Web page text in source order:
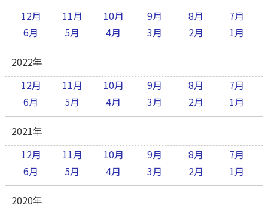
12月
11月 10月 9月 8月
7月
6月
5月 4月 3月 2月 1月
2022年
12月
11月 10月 9月 8月
7月
6月
5月 4月 3月 2月 1月
2021年
12月
11月 10月 9月 8月
7月
6月
5月 4月 3月 2月 1月
2020年